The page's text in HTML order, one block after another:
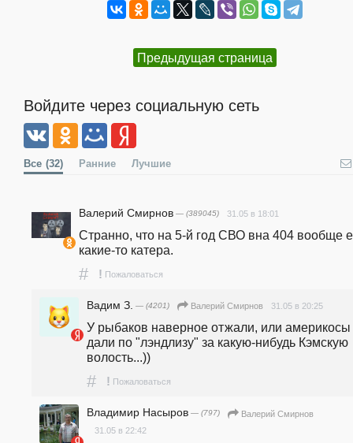
Предыдущая страница
Войдите через социальную сеть
Все (32) Ранние Лучшие
Валерий Смирнов — (389045) 31.05 в 18:01
Странно, что на 5-й год СВО вна 404 вообще
какие-то катера.
# ! Пожаловаться
Вадим З. — (4201) Валерий Смирнов 31.05 в 20:25
У рыбаков наверное отжали, или америкосы
дали по "лэндлизу" за какую-нибудь Кэмскую
волость...))
# ! Пожаловаться
Владимир Насыров — (797)
Валерий Смирнов
31.05 в 22:42